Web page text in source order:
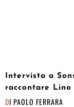
Intervista a
raccontare Lino
DI PAOLO FERRARA